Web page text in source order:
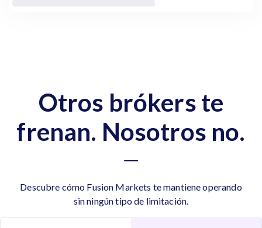
Otros brókers te
frenan. Nosotros no.
Descubre cómo Fusion Markets te mantiene operando
sin ningún tipo de limitación.